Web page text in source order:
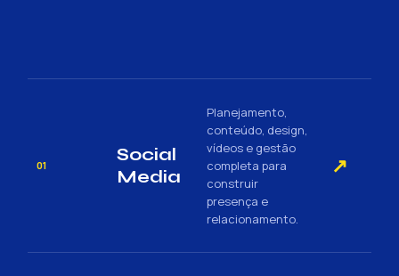
01
Social
Media
Planejamento,
conteúdo, design,
vídeos e gestão
completa para
construir
presença e
relacionamento.
↗